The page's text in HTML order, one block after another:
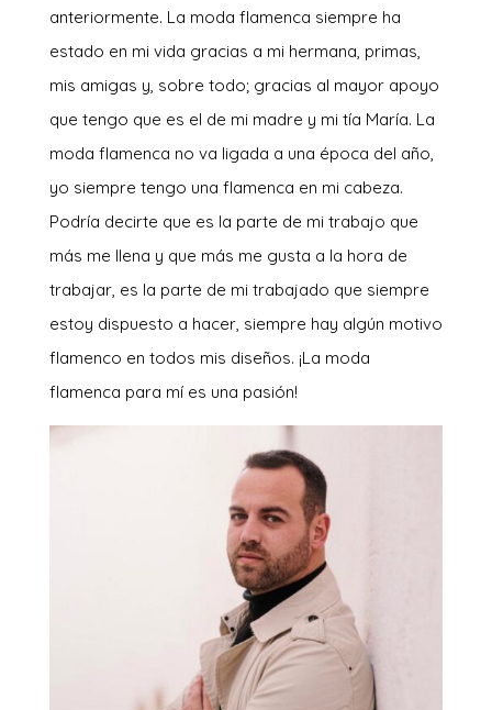
anteriormente. La moda flamenca siempre ha
estado en mi vida gracias a mi hermana, primas,
mis amigas y, sobre todo; gracias al mayor apoyo
que tengo que es el de mi madre y mi tía María. La
moda flamenca no va ligada a una época del año,
yo siempre tengo una flamenca en mi cabeza.
Podría decirte que es la parte de mi trabajo que
más me llena y que más me gusta a la hora de
trabajar, es la parte de mi trabajado que siempre
estoy dispuesto a hacer, siempre hay algún motivo
flamenco en todos mis diseños. ¡La moda
flamenca para mí es una pasión!